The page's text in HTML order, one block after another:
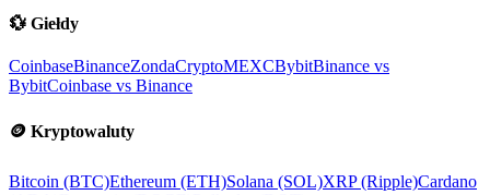
💱 Giełdy
CoinbaseBinanceZondaCryptoMEXCBybitBinance vs
BybitCoinbase vs Binance
🪙 Kryptowaluty
Bitcoin (BTC)Ethereum (ETH)Solana (SOL)XRP (Ripple)Cardano